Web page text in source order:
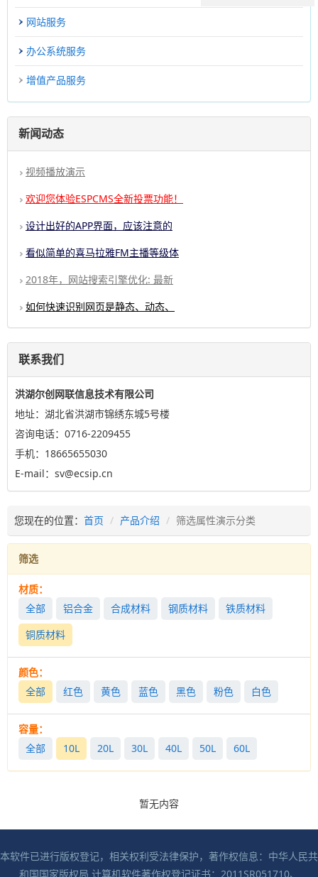
网站服务
办公系统服务
增值产品服务
新闻动态
视频播放演示
欢迎您体验ESPCMS全新投票功能！
设计出好的APP界面，应该注意的
看似简单的喜马拉雅FM主播等级体
2018年，网站搜索引擎优化: 最新
如何快速识别网页是静态、动态、
联系我们
洪湖尔创网联信息技术有限公司
地址：湖北省洪湖市锦绣东城5号楼
咨询电话：0716-2209455
手机：18665655030
E-mail：sv@ecsip.cn
您现在的位置： 首页 产品介绍 筛选属性演示分类
筛选
材质：
全部
铝合金 合成材料 钢质材料
铁质材料
铜质材料
颜色：
全部
红色 黄色 蓝色 黑色 粉色 白色
容量：
全部
10L 20L 30L 40L 50L 60L
暂无内容
本软件已进行版权登记，相关权利受法律保护，著作权信息：中华人民共
和国国家版权局 计算机软件著作权登记证书：2011SR051710、